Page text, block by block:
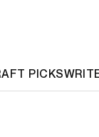
PICKS